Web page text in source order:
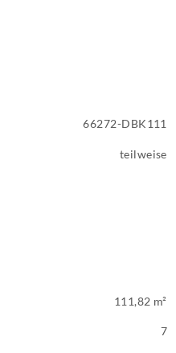
66272-DBK111
teilweise
111,82 m²
7